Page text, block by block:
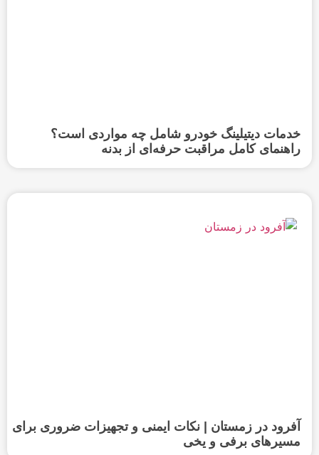
خدمات دیتیلینگ خودرو شامل چه مواردی است؟
راهنمای کامل مراقبت حرفه‌ای از بدنه
آفرود در زمستان | نکات ایمنی و تجهیزات ضروری برای
مسیرهای برفی و یخی